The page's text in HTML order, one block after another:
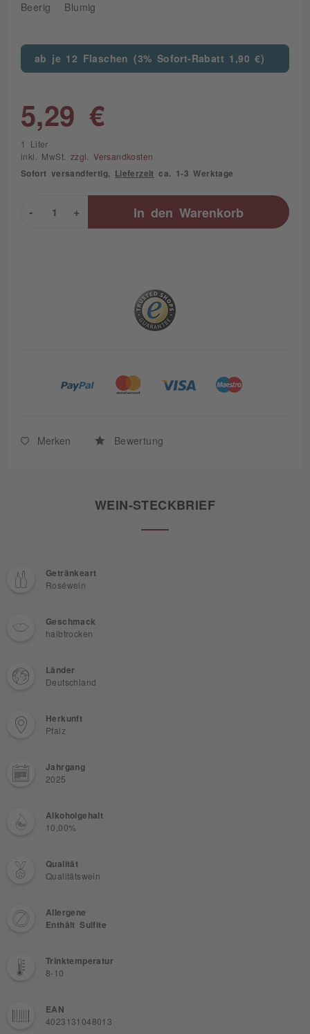
Beerig Blumig
ab je 12 Flaschen (3% Sofort-Rabatt 1,90 €)
5,29 €
1 Liter
inkl. MwSt. zzgl. Versandkosten
Sofort versandfertig, Lieferzeit ca. 1-3 Werktage
+
- In den Warenkorb
Merken Bewertung
WEIN-STECKBRIEF
Getränkeart
Roséwein
Geschmack
halbtrocken
Länder
Deutschland
Herkunft
Pfalz
Jahrgang
2025
Alkoholgehalt
10,00%
Qualität
Qualitätswein
Allergene
Enthält Sulfite
Trinktemperatur
8-10
EAN
4023131048013